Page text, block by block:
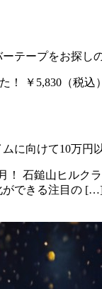
テープをお探し
！ ￥5,830（税
に向けて10万円
！ 石鎚山ヒルク
ができる注目の